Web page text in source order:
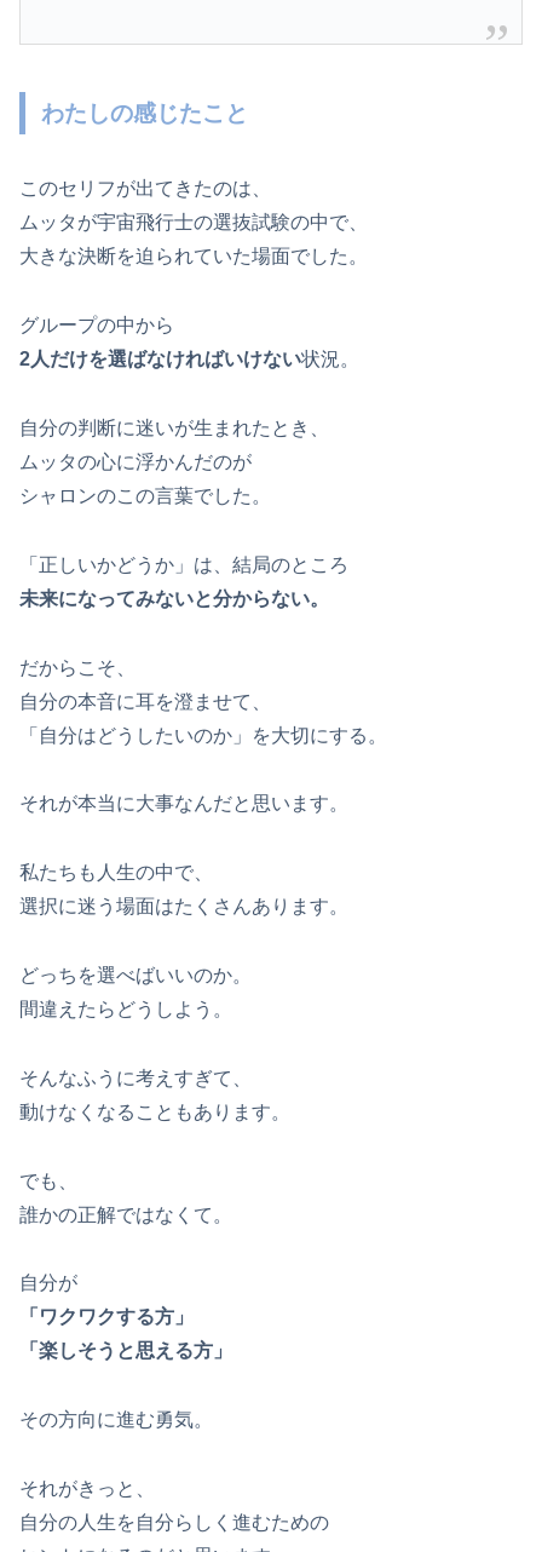
わたしの感じたこと
このセリフが出てきたのは、
ムッタが宇宙飛行士の選抜試験の中で、
大きな決断を迫られていた場面でした。
グループの中から
2人だけを選ばなければいけない状況。
自分の判断に迷いが生まれたとき、
ムッタの心に浮かんだのが
シャロンのこの言葉でした。
「正しいかどうか」は、結局のところ
未来になってみないと分からない。
だからこそ、
自分の本音に耳を澄ませて、
「自分はどうしたいのか」を大切にする。
それが本当に大事なんだと思います。
私たちも人生の中で、
選択に迷う場面はたくさんあります。
どっちを選べばいいのか。
間違えたらどうしよう。
そんなふうに考えすぎて、
動けなくなることもあります。
でも、
誰かの正解ではなくて。
自分が
「ワクワクする方」
「楽しそうと思える方」
その方向に進む勇気。
それがきっと、
自分の人生を自分らしく進むための